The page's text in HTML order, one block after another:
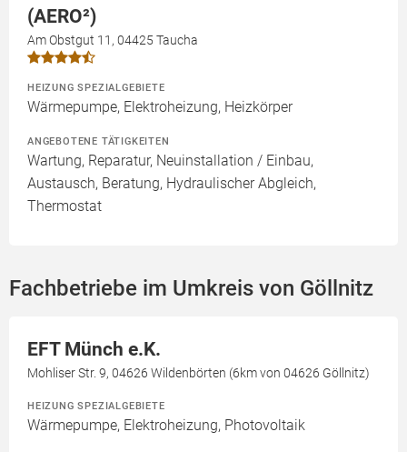
(AERO²)
Am Obstgut 11, 04425 Taucha
HEIZUNG SPEZIALGEBIETE
Wärmepumpe, Elektroheizung, Heizkörper
ANGEBOTENE TÄTIGKEITEN
Wartung, Reparatur, Neuinstallation / Einbau,
Austausch, Beratung, Hydraulischer Abgleich,
Thermostat
Fachbetriebe im Umkreis von Göllnitz
EFT Münch e.K.
Mohliser Str. 9, 04626 Wildenbörten (6km von 04626 Göllnitz)
HEIZUNG SPEZIALGEBIETE
Wärmepumpe, Elektroheizung, Photovoltaik